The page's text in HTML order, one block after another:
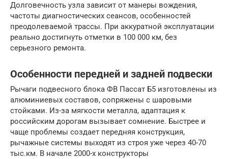
Долговечность узла зависит от манеры вождения,
частоты диагностических сеансов, особенностей
преодолеваемой трассы. При аккуратной эксплуатации
реально достигнуть отметки в 100 000 км, без
серьезного ремонта.
Особенности передней и задней подвески
Рычаги подвесного блока ФВ Пассат Б5 изготовлены из
алюминиевых составов, сопряжены с шаровыми
стойками. Из-за мягкости металла, адаптация к
российским дорогам вызывает сомнение. Быстрее и
чаще проблемы создает передняя конструкция,
рычажные системы выходят из строя уже через 40-70
тыс.км. В начале 2000-х конструкторы